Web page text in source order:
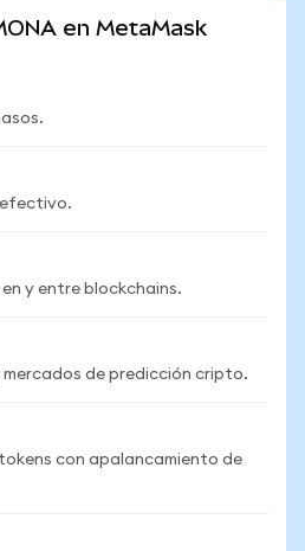
en MetaMask
y entre blockchains.
de predicción cripto.
con apalancamiento de